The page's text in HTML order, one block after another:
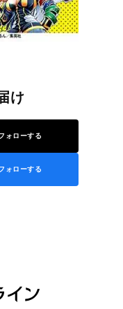
け
ォローする
ォローする